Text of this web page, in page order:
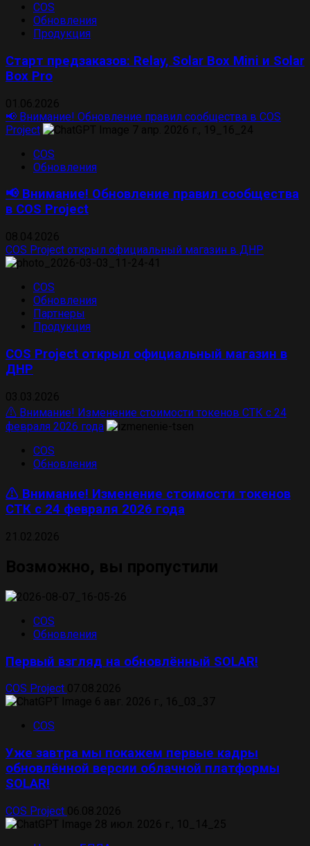
COS
Обновления
Продукция
Старт предзаказов: Relay, Solar Box Mini и Solar
Box Pro
📢 Внимание! Обновление правил сообщества в COS
Project
COS
Обновления
📢 Внимание! Обновление правил сообщества
в COS Project
COS Project открыл официальный магазин в ДНР
COS
Обновления
Партнеры
Продукция
COS Project открыл официальный магазин в
ДНР
⚠️ Внимание! Изменение стоимости токенов СТК с 24
февраля 2026 года
COS
Обновления
⚠️ Внимание! Изменение стоимости токенов
СТК с 24 февраля 2026 года
COS
Обновления
Первый взгляд на обновлённый SOLAR!
COS Project
COS
Уже завтра мы покажем первые кадры
обновлённой версии облачной платформы
SOLAR!
COS Project